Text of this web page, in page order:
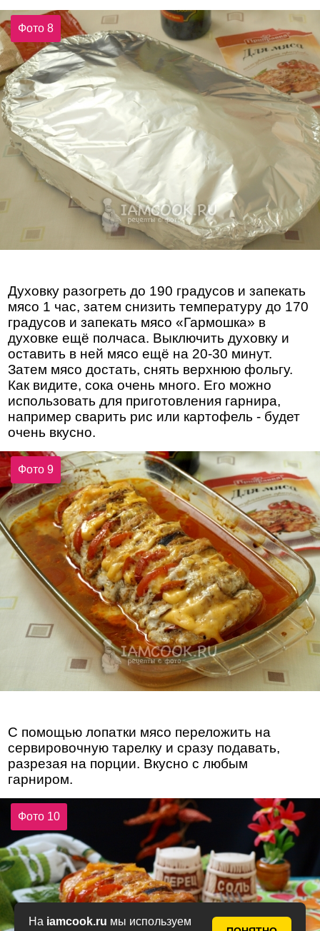
На iamcook.ru мы используем
Фото 8
Духовку разогреть до 190 градусов и запекать
мясо 1 час, затем снизить температуру до 170
градусов и запекать мясо «Гармошка» в
духовке ещё полчаса. Выключить духовку и
оставить в ней мясо ещё на 20-30 минут.
Затем мясо достать, снять верхнюю фольгу.
Как видите, сока очень много. Его можно
использовать для приготовления гарнира,
например сварить рис или картофель - будет
очень вкусно.
Фото 9
С помощью лопатки мясо переложить на
сервировочную тарелку и сразу подавать,
разрезая на порции. Вкусно с любым
гарниром.
Фото 10